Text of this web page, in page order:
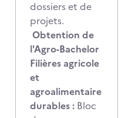
dossiers et de
projets.
Obtention de
l'Agro-Bachelor
Filières agricole
et
agroalimentaire
durables : Bloc